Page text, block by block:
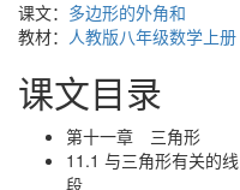
课文： 多边形的外角和
教材： 人教版八年级数学上册
课文目录
第十一章 三角形
11.1 与三角形有关的线
段